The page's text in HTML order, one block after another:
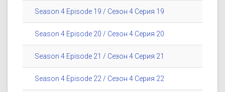
Season 4 Episode 19 / Сезон 4 Серия 19
Season 4 Episode 20 / Сезон 4 Серия 20
Season 4 Episode 21 / Сезон 4 Серия 21
Season 4 Episode 22 / Сезон 4 Серия 22